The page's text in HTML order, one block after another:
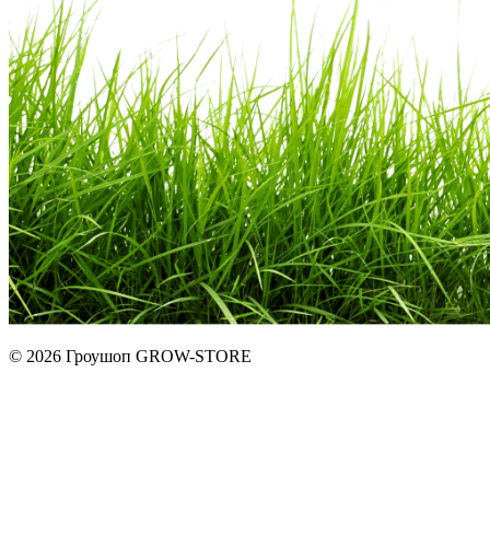
© 2026 Гроушоп GROW-STORE